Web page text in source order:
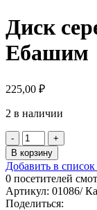
Диск
Ебашим
225,00 ₽
2 в наличии
В корзину
Добавить в
0 посетителей
Артикул: 01086/
Поделиться: